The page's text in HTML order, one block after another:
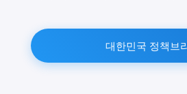
대한민국 정책브